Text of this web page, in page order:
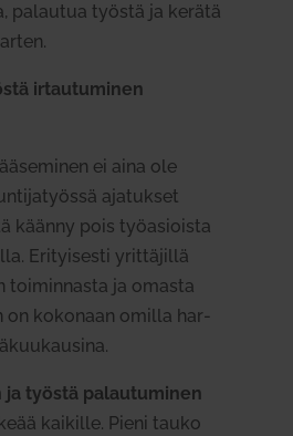
palautua työstä ja kerätä
irtau­tu­minen
ei aina ole
aja­tukset
käänny pois työ­asioista
Eri­tyi­sesti yrit­tä­jillä
toi­min­nasta ja omasta
on kokonaan omilla har­
ja työstä palau­tu­minen
kai­kille. Pieni tauko